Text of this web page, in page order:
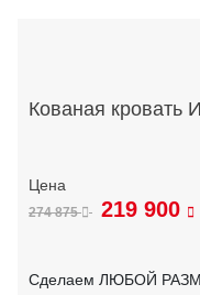
Кованая кровать
274 875 219 900
Сделаем ЛЮБОЙ